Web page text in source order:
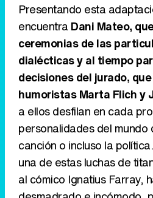
Presentando esta
encuentra Dani Mateo,
ceremonias de las
dialécticas y al tiempo
decisiones del jurado,
humoristas Marta Flich y
a ellos desfilan en cada
personalidades del mundo
canción o incluso la
una de estas luchas de
al cómico Ignatius Farray,